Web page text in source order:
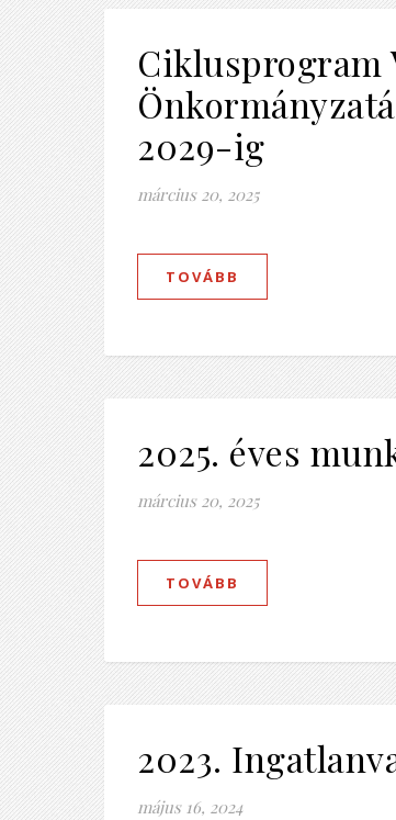
Ciklusprogram
2029-ig
március 20, 2025
TOVÁBB
2025. éves
március 20, 2025
TOVÁBB
2023.
május 16, 2024